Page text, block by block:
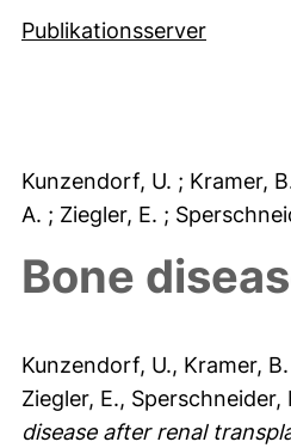
Publikationsserver
Kunzendorf, U. ; Kramer,
A. ; Ziegler, E. ;
Bone
Kunzendorf, U., Kramer,
Ziegler, E., Sperschneider,
disease after renal